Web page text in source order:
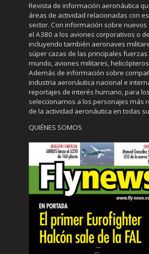
Revista de información aeronáutica
áreas de actividad relacionadas con
sector. Con información sobre
el A380 a los aviones corporativos o
incluyendo también aeronaves
súper cazas de las principales
mundo, aviones militares,
Además de información sobre
industria aeronáutica nacional e
reportajes de interés humano, para
seleccionamos a los personajes más
de la actividad aeronáutica en todas
QUIÉNES SOMOS